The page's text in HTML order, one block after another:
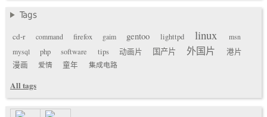
Tags
cd-r
command firefox gaim gentoo lighttpd linux
msn
mysql
php software tips 动画片 国产片 外国片
港片
漫画
爱情 童年 集成电路
All tags